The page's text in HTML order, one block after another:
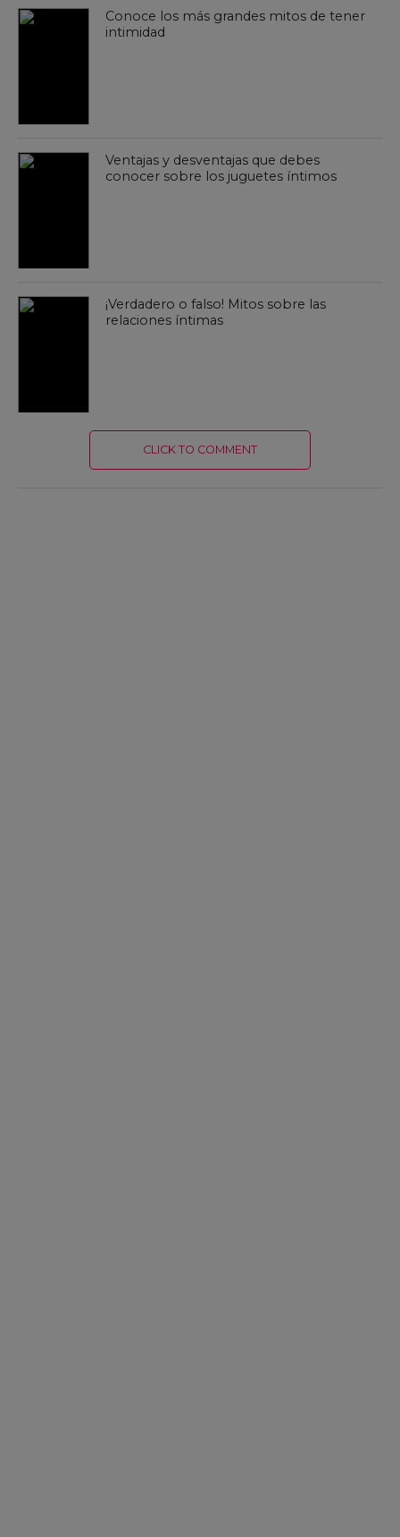
Conoce los más grandes mitos de tener
intimidad
Ventajas y desventajas que debes
conocer sobre los juguetes íntimos
¡Verdadero o falso! Mitos sobre las
relaciones íntimas
CLICK TO COMMENT